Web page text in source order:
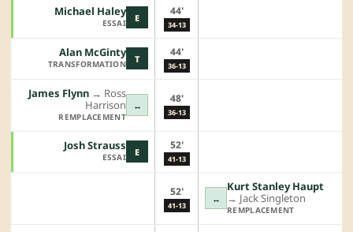
E
Michael Haley
ESSAI
44'
34-13
T
Alan McGinty
TRANSFORMATION
44'
36-13
↔
James Flynn →︎ Ross
Harrison
REMPLACEMENT
48'
36-13
E
Josh Strauss
ESSAI
52'
41-13
52'
41-13
↔
Kurt Stanley Haupt
→︎ Jack Singleton
REMPLACEMENT